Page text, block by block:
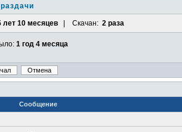
лет 10 месяцев | Скачан: 2 раза
1 год 4 месяца
Сообщение